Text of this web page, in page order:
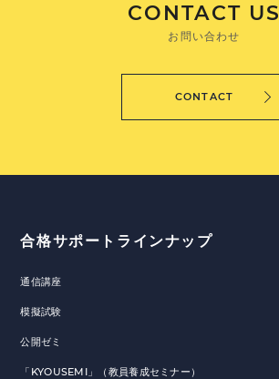
CONTACT US
お問い合わせ
CONTACT
合格サポートラインナップ
通信講座
模擬試験
公開ゼミ
「KYOUSEMI」（教員養成セミナー）